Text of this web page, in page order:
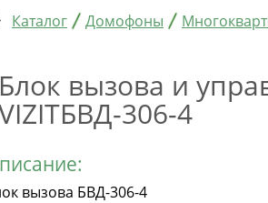
Каталог Домофоны
Блок вызова и
306-4
вызова БВД-306-4